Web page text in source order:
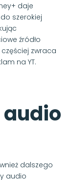
daje
szerokiej
źródło
zwraca
na YT.
dalszego
audio